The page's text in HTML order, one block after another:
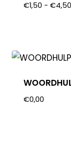
€1,50 - €4,50
€0,00